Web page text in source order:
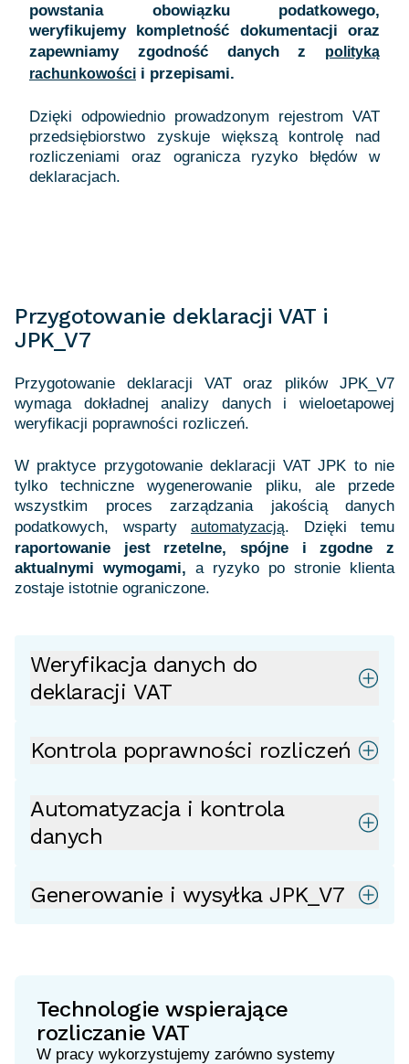
powstania obowiązku podatkowego,
weryfikujemy kompletność dokumentacji oraz
zapewniamy zgodność danych z
polityką
rachunkowości i przepisami.
Dzięki odpowiednio prowadzonym rejestrom VAT
przedsiębiorstwo zyskuje większą kontrolę nad
rozliczeniami oraz ogranicza ryzyko błędów w
deklaracjach.
Przygotowanie deklaracji VAT i
JPK_V7
Przygotowanie deklaracji VAT oraz plików JPK_V7
wymaga dokładnej analizy danych i wieloetapowej
weryfikacji poprawności rozliczeń.
W praktyce przygotowanie deklaracji VAT JPK to nie
tylko techniczne wygenerowanie pliku, ale przede
wszystkim proces zarządzania jakością danych
podatkowych, wsparty automatyzacją. Dzięki temu
raportowanie jest rzetelne, spójne i zgodne z
aktualnymi wymogami, a ryzyko po stronie klienta
Weryfikacja danych do
deklaracji VAT
Kontrola poprawności rozliczeń
Automatyzacja i kontrola
danych
Generowanie i wysyłka JPK_V7
Technologie wspierające
rozliczanie VAT
W pracy wykorzystujemy zarówno systemy